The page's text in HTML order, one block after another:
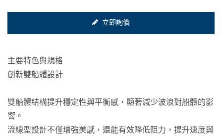
立即詢價
主要特色與規格
創新雙船體設計
雙船體結構提升穩定性與平衡感，顯著減少波浪對船體的影
響。
流線型設計不僅增強美感，還能有效降低阻力，提升速度與